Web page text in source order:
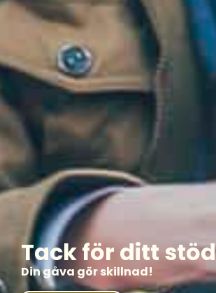
Tack för ditt
Din gåva gör skillnad!